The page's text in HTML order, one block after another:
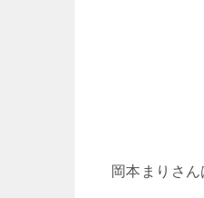
岡本まりさ